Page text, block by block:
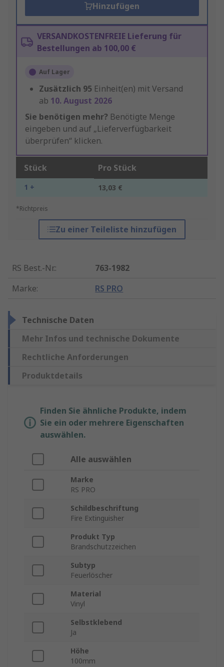
Hinzufügen
VERSANDKOSTENFREIE Lieferung für
Bestellungen ab 100,00 €
Auf Lager
Zusätzlich 95 Einheit(en) mit Versand
ab 10. August 2026
Sie benötigen mehr? Benötigte Menge
eingeben und auf „Lieferverfügbarkeit
überprüfen“ klicken.
Stück Pro Stück
1 + 13,03 €
*Richtpreis
Zu einer Teileliste hinzufügen
RS Best.-Nr.:
763-1982
Marke: RS PRO
Technische Daten
Mehr Infos und technische Dokumente
Rechtliche Anforderungen
Produktdetails
Finden Sie ähnliche Produkte, indem
Sie ein oder mehrere Eigenschaften
auswählen.
Alle auswählen
Marke
RS PRO
Schildbeschriftung
Fire Extinguisher
Produkt Typ
Brandschutzzeichen
Subtyp
Feuerlöscher
Material
Vinyl
Selbstklebend
Ja
Höhe
100mm